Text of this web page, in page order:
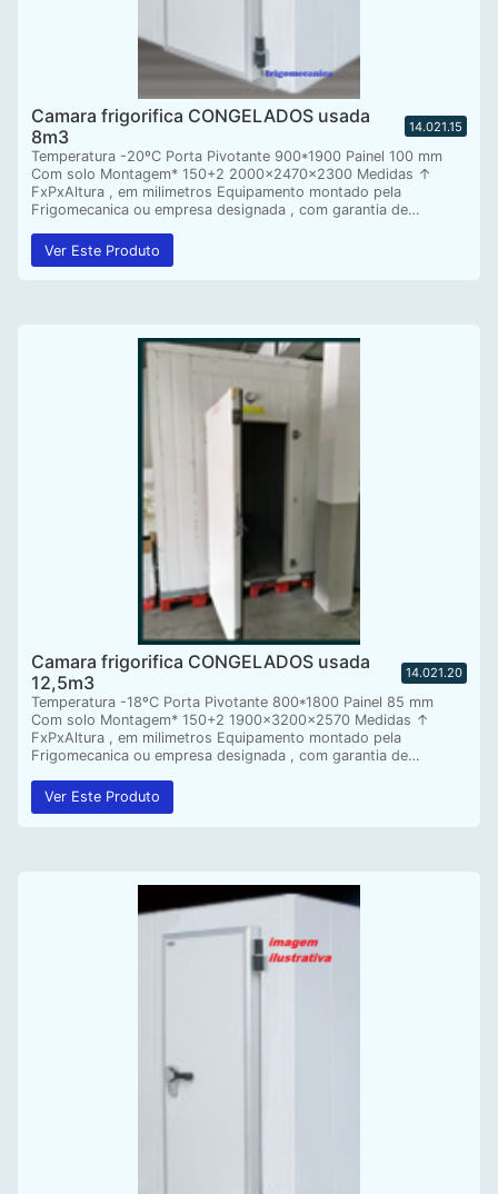
Camara frigorifica CONGELADOS usada
8m3
14.021.15
Temperatura -20ºC Porta Pivotante 900*1900 Painel 100 mm
Com solo Montagem* 150+2 2000x2470x2300 Medidas ↑
FxPxAltura , em milimetros Equipamento montado pela
Frigomecanica ou empresa designada , com garantia de…
Ver Este Produto
Camara frigorifica CONGELADOS usada
12,5m3
14.021.20
Temperatura -18ºC Porta Pivotante 800*1800 Painel 85 mm
Com solo Montagem* 150+2 1900x3200x2570 Medidas ↑
FxPxAltura , em milimetros Equipamento montado pela
Frigomecanica ou empresa designada , com garantia de…
Ver Este Produto